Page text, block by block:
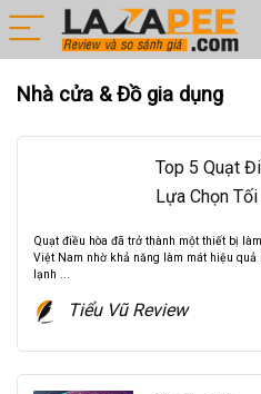
Nhà cửa & Đồ gia dụng
Top 5 Quạt
Lựa Chọn
Quạt điều hòa đã trở thành một thiết bị
Việt Nam nhờ khả năng làm mát hiệu
lạnh ...
Tiểu Vũ Review